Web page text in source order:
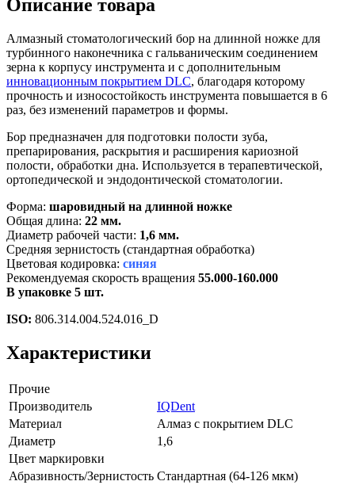
Описание товара
Алмазный стоматологический бор на длинной ножке для
турбинного наконечника с гальваническим соединением
зерна к корпусу инструмента и с дополнительным
инновационным покрытием DLC, благодаря которому
прочность и износостойкость инструмента повышается в 6
раз, без изменений параметров и формы.
Бор предназначен для подготовки полости зуба,
препарирования, раскрытия и расширения кариозной
полости, обработки дна. Используется в терапевтической,
ортопедической и эндодонтической стоматологии.
Форма: шаровидный на длинной ножке
Общая длина: 22 мм.
Диаметр рабочей части: 1,6 мм.
Средняя зернистость (стандартная обработка)
Цветовая кодировка: синяя
Рекомендуемая скорость вращения 55.000-160.000
В упаковке 5 шт.
ISO: 806.314.004.524.016_D
Характеристики
Прочие
Производитель
IQDent
Материал
Алмаз с покрытием DLC
Диаметр
1,6
Цвет маркировки
Абразивность/Зернистость Стандартная (64-126 мкм)